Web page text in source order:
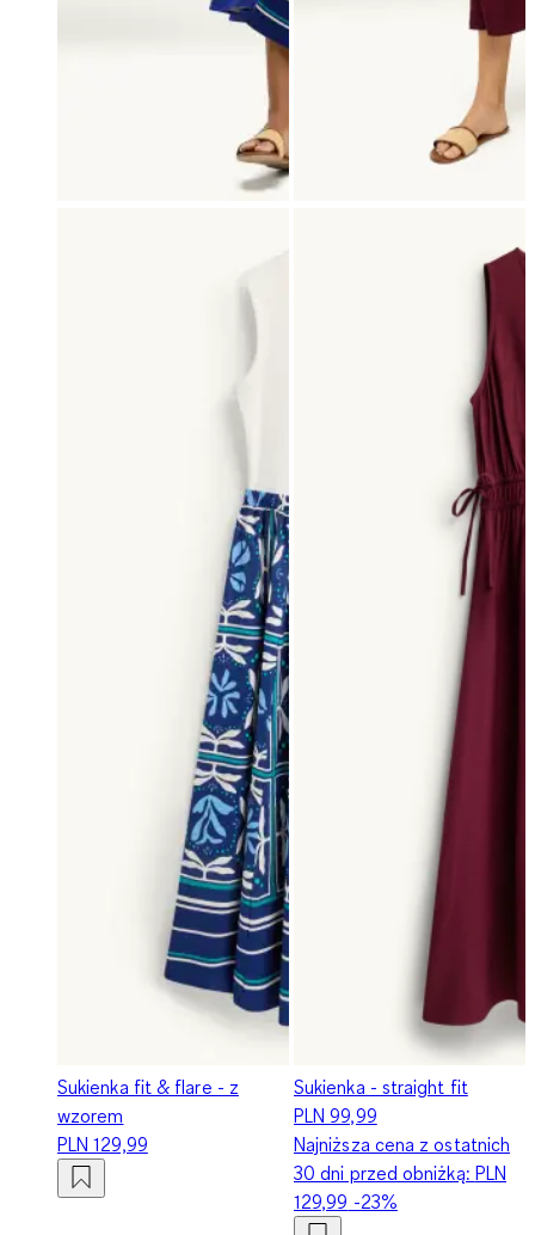
Sukienka fit & flare - z
wzorem
PLN 129,99
Sukienka - straight fit
PLN 99,99
Najniższa cena z ostatnich
30 dni przed obniżką: PLN
129,99 -23%